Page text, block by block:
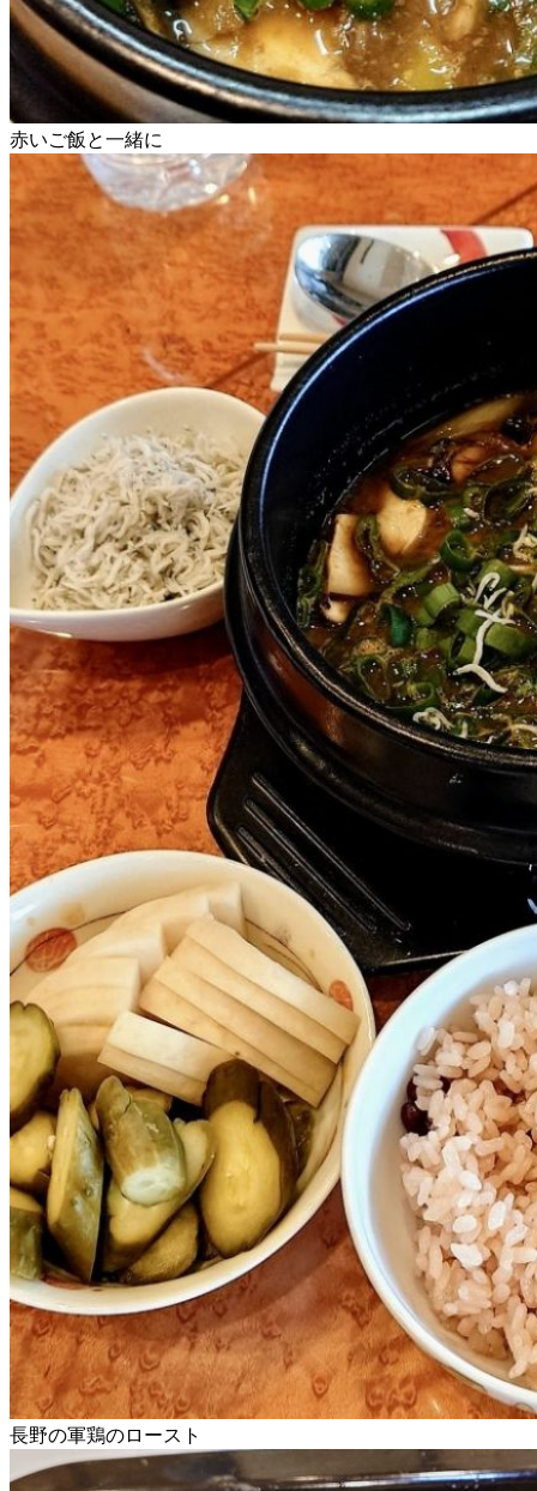
赤いご飯と一緒に
長野の軍鶏のロースト